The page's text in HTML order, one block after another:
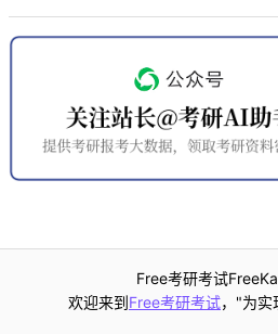
Free考研考试
欢迎来到Free考研考试，"为实